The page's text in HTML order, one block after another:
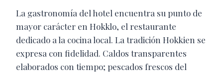
La gastronomía del hotel encuentra su punto de
mayor carácter en Hokklo, el restaurante
dedicado a la cocina local. La tradición Hokkien se
expresa con fidelidad. Caldos transparentes
elaborados con tiempo; pescados frescos del